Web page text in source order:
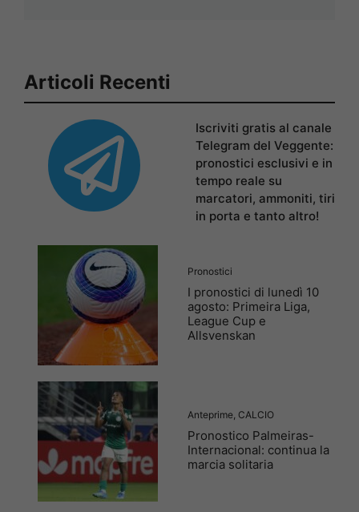
Articoli Recenti
Iscriviti gratis al canale
Telegram del Veggente:
pronostici esclusivi e in
tempo reale su
marcatori, ammoniti, tiri
in porta e tanto altro!
Pronostici
I pronostici di lunedì 10
agosto: Primeira Liga,
League Cup e
Allsvenskan
Anteprime CALCIO
Pronostico Palmeiras-
Internacional: continua la
marcia solitaria